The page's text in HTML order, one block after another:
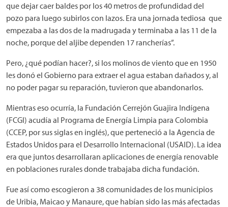
que dejar caer baldes por los 40 metros de profundidad del
pozo para luego subirlos con lazos. Era una jornada tediosa que
empezaba a las dos de la madrugada y terminaba a las 11 de la
noche, porque del aljibe dependen 17 rancherías”.
Pero, ¿qué podían hacer?, si los molinos de viento que en 1950
les donó el Gobierno para extraer el agua estaban dañados y, al
no poder pagar su reparación, tuvieron que abandonarlos.
Mientras eso ocurría, la Fundación Cerrejón Guajira Indígena
(FCGI) acudía al Programa de Energía Limpia para Colombia
(CCEP, por sus siglas en inglés), que perteneció a la Agencia de
Estados Unidos para el Desarrollo Internacional (USAID). La idea
era que juntos desarrollaran aplicaciones de energía renovable
en poblaciones rurales donde trabajaba dicha fundación.
Fue así como escogieron a 38 comunidades de los municipios
de Uribia, Maicao y Manaure, que habían sido las más afectadas